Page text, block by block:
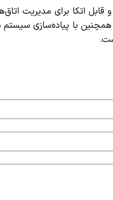
قابل اتکا برای مدیریت
همچنین با پیاده‌سازی